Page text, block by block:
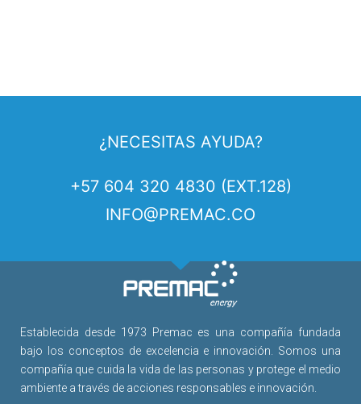
¿NECESITAS AYUDA?
+57 604 320 4830 (EXT.128)
INFO@PREMAC.CO
Establecida desde 1973 Premac es una compañía fundada
bajo los conceptos de excelencia e innovación. Somos una
compañía que cuida la vida de las personas y protege el medio
ambiente a través de acciones responsables e innovación.